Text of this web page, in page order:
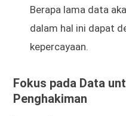
Berapa lama data
dalam hal ini dapat
kepercayaan.
Fokus pada Data
Penghakiman